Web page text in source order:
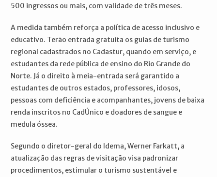
500 ingressos ou mais, com validade de três meses.
A medida também reforça a política de acesso inclusivo e
educativo. Terão entrada gratuita os guias de turismo
regional cadastrados no Cadastur, quando em serviço, e
estudantes da rede pública de ensino do Rio Grande do
Norte. Já o direito à meia-entrada será garantido a
estudantes de outros estados, professores, idosos,
pessoas com deficiência e acompanhantes, jovens de baixa
renda inscritos no CadÚnico e doadores de sangue e
medula óssea.
Segundo o diretor-geral do Idema, Werner Farkatt, a
atualização das regras de visitação visa padronizar
procedimentos, estimular o turismo sustentável e